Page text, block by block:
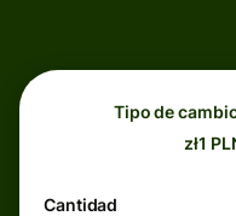
Tipo de
zł1
Cantidad